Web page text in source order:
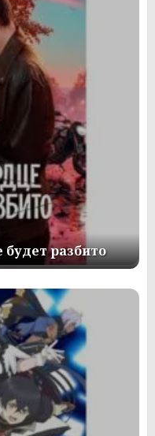
будет разбито